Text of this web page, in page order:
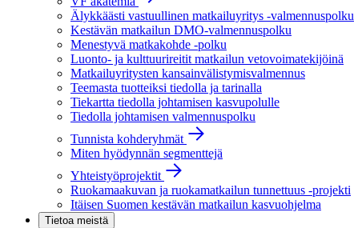
Älykkäästi vastuullinen matkailuyritys -valmennuspolku
Kestävän matkailun DMO-valmennuspolku
Menestyvä matkakohde -polku
Luonto- ja kulttuurireitit matkailun vetovoimatekijöinä
Matkailuyritysten kansainvälistymisvalmennus
Teemasta tuotteiksi tiedolla ja tarinalla
Tiekartta tiedolla johtamisen kasvupolulle
Tiedolla johtamisen valmennuspolku
Tunnista kohderyhmät
Miten hyödynnän segmenttejä
Yhteistyöprojektit
Ruokamaakuvan ja ruokamatkailun tunnettuus -projekti
Itäisen Suomen kestävän matkailun kasvuohjelma
Tietoa meistä